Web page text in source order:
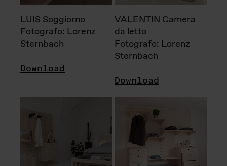
LUIS Soggiorno
Fotografo: Lorenz
Sternbach
Download
VALENTIN Camera
da letto
Fotografo: Lorenz
Sternbach
Download